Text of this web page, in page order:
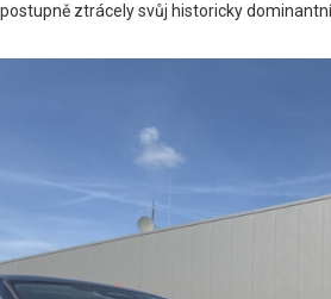
postupně ztrácely svůj historicky